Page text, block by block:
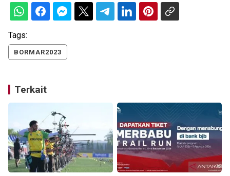
Tags:
BORMAR2023
Terkait